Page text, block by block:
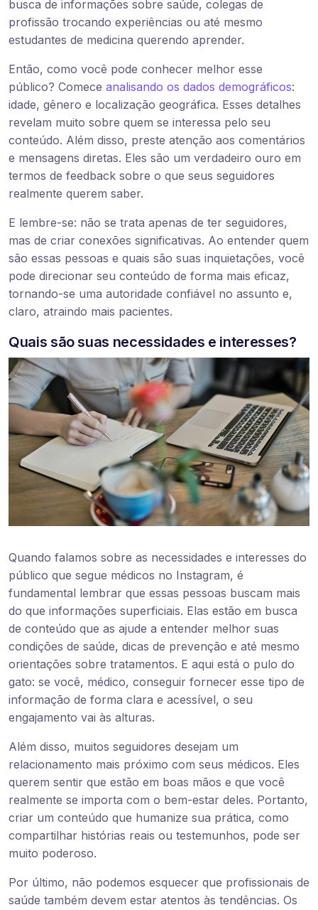
busca de informações sobre saúde, colegas de
profissão trocando experiências ou até mesmo
estudantes de medicina querendo aprender.
Então, como você pode conhecer melhor esse
público? Comece analisando os dados demográficos:
idade, gênero e localização geográfica. Esses detalhes
revelam muito sobre quem se interessa pelo seu
conteúdo. Além disso, preste atenção aos comentários
e mensagens diretas. Eles são um verdadeiro ouro em
termos de feedback sobre o que seus seguidores
realmente querem saber.
E lembre-se: não se trata apenas de ter seguidores,
mas de criar conexões significativas. Ao entender quem
são essas pessoas e quais são suas inquietações, você
pode direcionar seu conteúdo de forma mais eficaz,
tornando-se uma autoridade confiável no assunto e,
claro, atraindo mais pacientes.
Quais são suas necessidades e interesses?
Quando falamos sobre as necessidades e interesses do
público que segue médicos no Instagram, é
fundamental lembrar que essas pessoas buscam mais
do que informações superficiais. Elas estão em busca
de conteúdo que as ajude a entender melhor suas
condições de saúde, dicas de prevenção e até mesmo
orientações sobre tratamentos. E aqui está o pulo do
gato: se você, médico, conseguir fornecer esse tipo de
informação de forma clara e acessível, o seu
engajamento vai às alturas.
Além disso, muitos seguidores desejam um
relacionamento mais próximo com seus médicos. Eles
querem sentir que estão em boas mãos e que você
realmente se importa com o bem-estar deles. Portanto,
criar um conteúdo que humanize sua prática, como
compartilhar histórias reais ou testemunhos, pode ser
muito poderoso.
Por último, não podemos esquecer que profissionais de
saúde também devem estar atentos às tendências. Os